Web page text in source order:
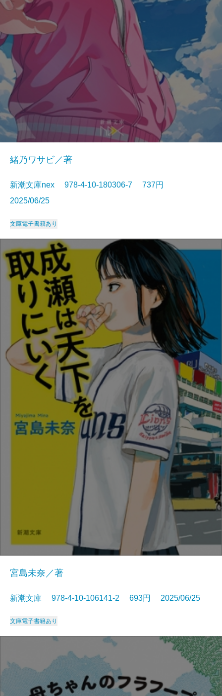
緒乃ワサビ／著
新潮文庫nex 978-4-10-180306-7 737円
2025/06/25
文庫電子書籍あり
宮島未奈／著
新潮文庫 978-4-10-106141-2 693円 2025/06/25
文庫電子書籍あり